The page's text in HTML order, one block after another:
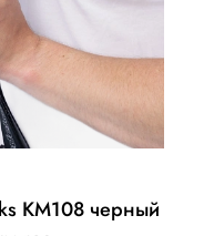
КМ108 черный